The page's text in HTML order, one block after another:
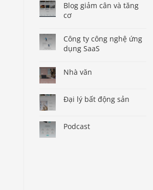
Blog giảm cân và tăng
cơ
Công ty công nghệ ứng
dụng SaaS
Nhà văn
Đại lý bất động sản
Podcast